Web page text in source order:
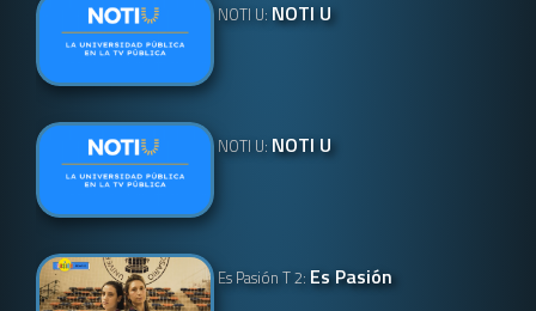
NOTI U: NOTI U
NOTI U: NOTI U
Es Pasión T 2: Es Pasión